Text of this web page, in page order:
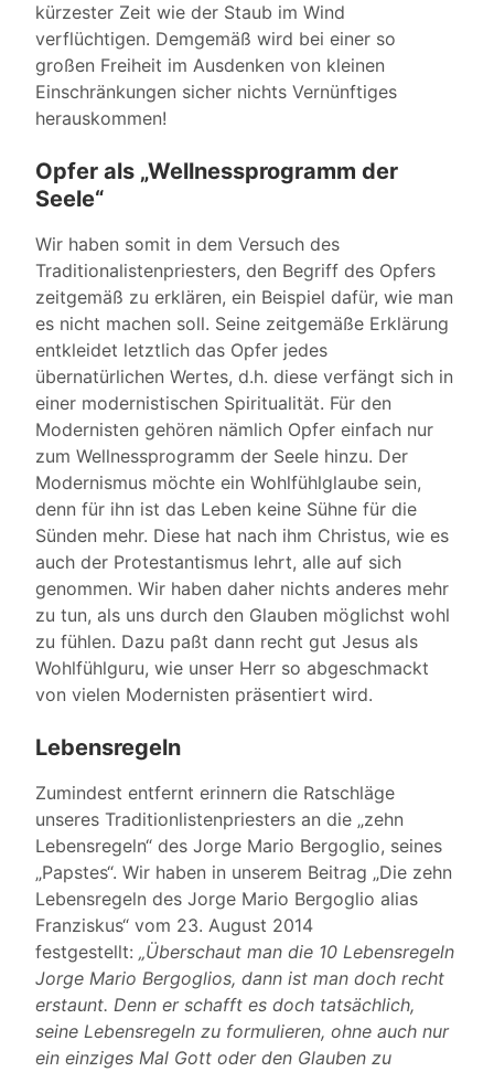
kürzester Zeit wie der Staub im Wind
verflüchtigen. Demgemäß wird bei einer so
großen Freiheit im Ausdenken von kleinen
Einschränkungen sicher nichts Vernünftiges
herauskommen!
Opfer als „Wellnessprogramm der
Seele“
Wir haben somit in dem Versuch des
Traditionalistenpriesters, den Begriff des Opfers
zeitgemäß zu erklären, ein Beispiel dafür, wie man
es nicht machen soll. Seine zeitgemäße Erklärung
entkleidet letztlich das Opfer jedes
übernatürlichen Wertes, d.h. diese verfängt sich in
einer modernistischen Spiritualität. Für den
Modernisten gehören nämlich Opfer einfach nur
zum Wellnessprogramm der Seele hinzu. Der
Modernismus möchte ein Wohlfühlglaube sein,
denn für ihn ist das Leben keine Sühne für die
Sünden mehr. Diese hat nach ihm Christus, wie es
auch der Protestantismus lehrt, alle auf sich
genommen. Wir haben daher nichts anderes mehr
zu tun, als uns durch den Glauben möglichst wohl
zu fühlen. Dazu paßt dann recht gut Jesus als
Wohlfühlguru, wie unser Herr so abgeschmackt
von vielen Modernisten präsentiert wird.
Lebensregeln
Zumindest entfernt erinnern die Ratschläge
unseres Traditionlistenpriesters an die „zehn
Lebensregeln“ des Jorge Mario Bergoglio, seines
„Papstes“. Wir haben in unserem Beitrag „Die zehn
Lebensregeln des Jorge Mario Bergoglio alias
Franziskus“ vom 23. August 2014
festgestellt: „Überschaut man die 10 Lebensregeln
Jorge Mario Bergoglios, dann ist man doch recht
erstaunt. Denn er schafft es doch tatsächlich,
seine Lebensregeln zu formulieren, ohne auch nur
ein einziges Mal Gott oder den Glauben zu